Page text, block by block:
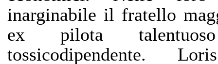
inarginabile il fratello
ex pilota
tossicodipendente.